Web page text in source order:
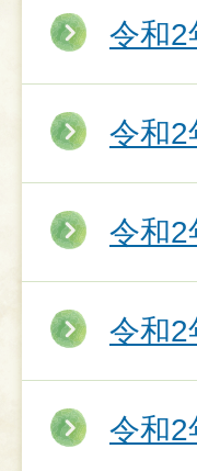
令和2
令和2
令和2
令和2
令和2